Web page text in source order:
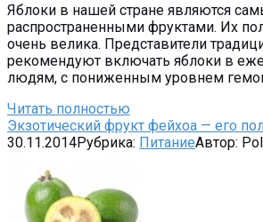
Яблоки в нашей стране являются
распространенными фруктами. Их
очень велика. Представители
рекомендуют включать яблоки в
людям, с пониженным уровнем
Читать полностью
Экзотический фрукт фейхоа — его
30.11.2014Рубрика: ПитаниеАвтор: